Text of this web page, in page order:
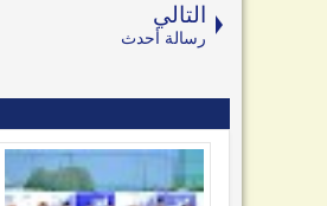
التالي
رسالة أحدث